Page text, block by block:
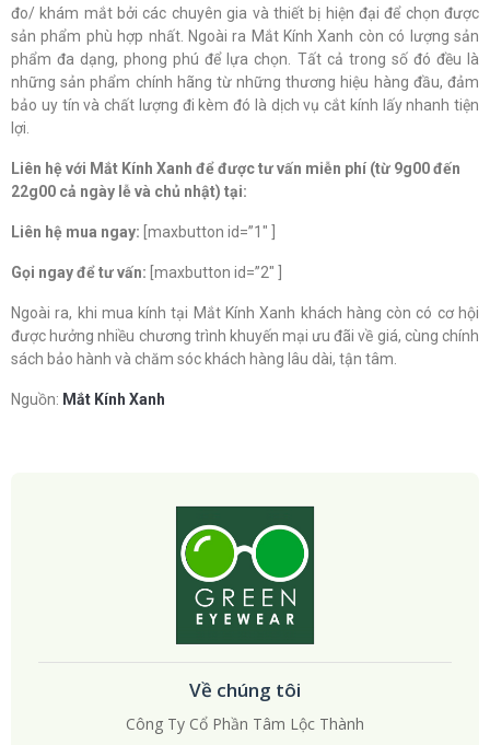
đo/ khám mắt bởi các chuyên gia và thiết bị hiện đại để chọn được
sản phẩm phù hợp nhất. Ngoài ra Mắt Kính Xanh còn có lượng sản
phẩm đa dạng, phong phú để lựa chọn. Tất cả trong số đó đều là
những sản phẩm chính hãng từ những thương hiệu hàng đầu, đảm
bảo uy tín và chất lượng đi kèm đó là dịch vụ cắt kính lấy nhanh tiện
lợi.
Liên hệ với Mắt Kính Xanh để được tư vấn miễn phí (từ 9g00 đến
22g00 cả ngày lễ và chủ nhật) tại:
Liên hệ mua ngay: [maxbutton id=”1″ ]
Gọi ngay để tư vấn: [maxbutton id=”2″ ]
Ngoài ra, khi mua kính tại Mắt Kính Xanh khách hàng còn có cơ hội
được hưởng nhiều chương trình khuyến mại ưu đãi về giá, cùng chính
sách bảo hành và chăm sóc khách hàng lâu dài, tận tâm.
Nguồn: Mắt Kính Xanh
Về chúng tôi
Công Ty Cổ Phần Tâm Lộc Thành